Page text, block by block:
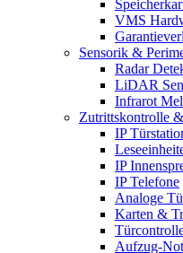
VMS
Sensorik &
Radar
LiDAR
Infrarot
Zutrittskontrolle
IP
IP
IP Telefone
Analoge
Karten &
Aufzug-